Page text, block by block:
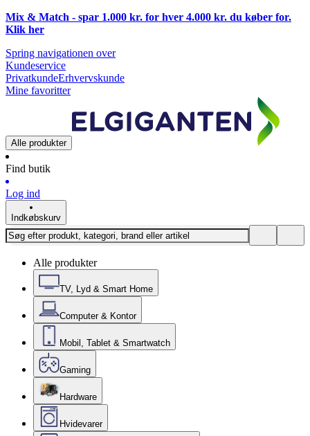
Mix & Match - spar 1.000 kr. for hver 4.000 kr. du køber for.
Klik her
Spring navigationen over
Kundeservice
PrivatkundeErhvervskunde
Mine favoritter
Alle produkter
Find butik
Log ind
Indkøbskurv
Alle produkter
TV, Lyd & Smart Home
Computer & Kontor
Mobil, Tablet & Smartwatch
Gaming
Hardware
Hvidevarer